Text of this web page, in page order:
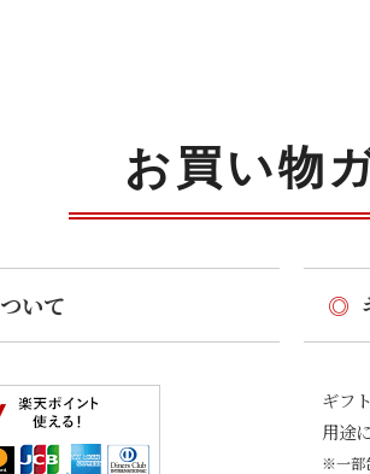
お買い物
いて ◎
ギフ
用途
※一部